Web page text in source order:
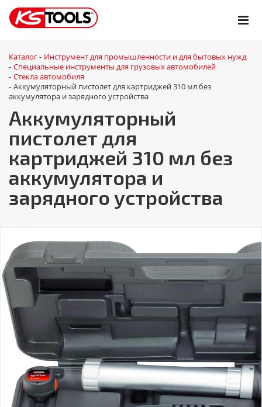
Каталог - Инструмент для промышленности и для бытовых нужд
- Специальные инструменты для грузовых автомобилей
- Стекла автомобиля
- Аккумуляторный пистолет для картриджей 310 мл без
аккумулятора и зарядного устройства
Аккумуляторный
пистолет для
картриджей 310 мл без
аккумулятора и
зарядного устройства